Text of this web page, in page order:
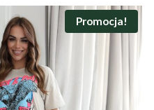
Promocja!